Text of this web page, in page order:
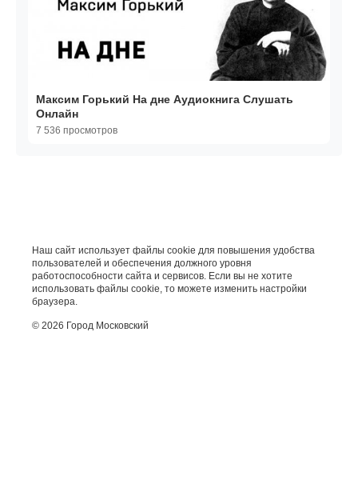
Максим Горький На дне Аудиокнига Слушать
Онлайн
7 536 просмотров
Наш сайт использует файлы cookie для повышения удобства
пользователей и обеспечения должного уровня
работоспособности сайта и сервисов. Если вы не хотите
использовать файлы cookie, то можете изменить настройки
браузера.
© 2026 Город Московский